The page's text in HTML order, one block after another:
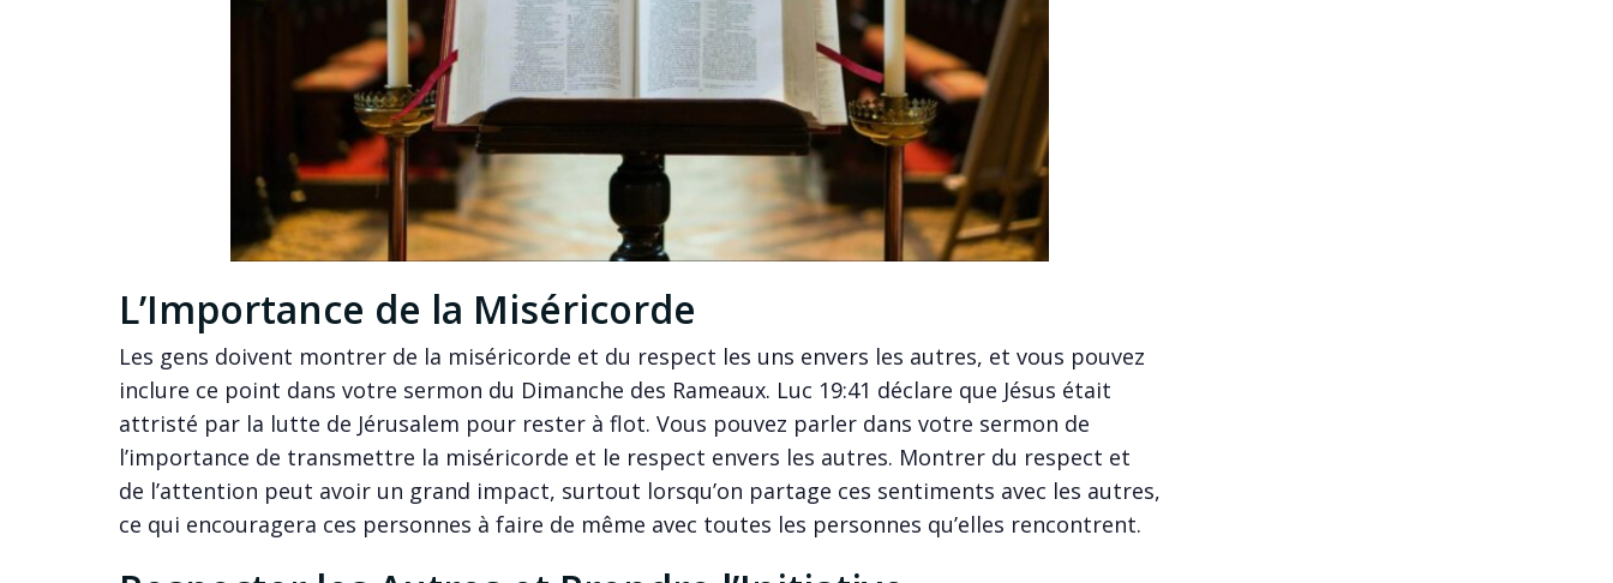
L’Importance de la Miséricorde
Les gens doivent montrer de la miséricorde et du respect les uns envers les autres, et vous pouvez
inclure ce point dans votre sermon du Dimanche des Rameaux. Luc 19:41 déclare que Jésus était
attristé par la lutte de Jérusalem pour rester à flot. Vous pouvez parler dans votre sermon de
l’importance de transmettre la miséricorde et le respect envers les autres. Montrer du respect et
de l’attention peut avoir un grand impact, surtout lorsqu’on partage ces sentiments avec les autres,
ce qui encouragera ces personnes à faire de même avec toutes les personnes qu’elles rencontrent.